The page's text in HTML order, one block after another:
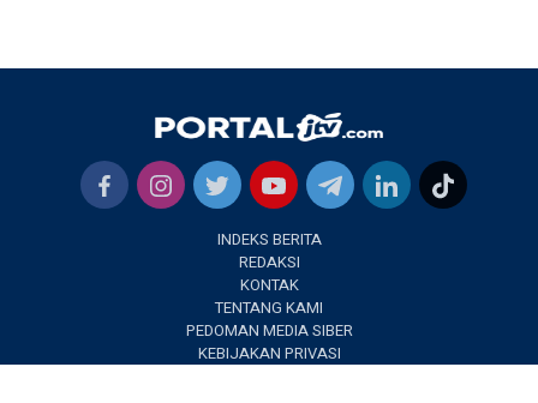
INDEKS BERITA
REDAKSI
KONTAK
TENTANG KAMI
PEDOMAN MEDIA SIBER
KEBIJAKAN PRIVASI